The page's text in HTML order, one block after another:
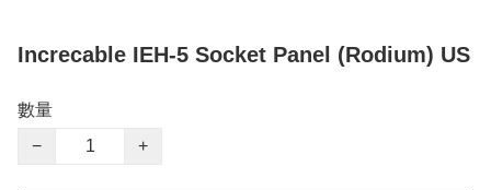
Increcable IEH-5 Socket Panel (Rodium) US
數量
−
+